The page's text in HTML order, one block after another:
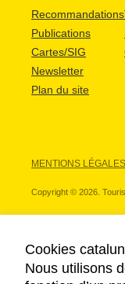
Recommandations
Publications
Cartes/SIG
Newsletter
Plan du site
MENTIONS LÉGALES
Copyright © 2026.
NOS
Cookies
Nous utilisons